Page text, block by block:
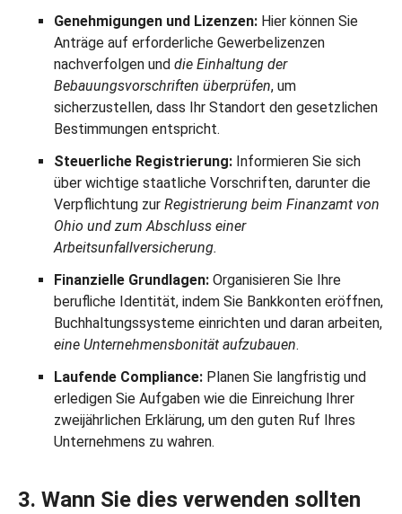
Genehmigungen und Lizenzen: Hier können Sie
Anträge auf erforderliche Gewerbelizenzen
nachverfolgen und die Einhaltung der
Bebauungsvorschriften überprüfen, um
sicherzustellen, dass Ihr Standort den gesetzlichen
Bestimmungen entspricht.
Steuerliche Registrierung: Informieren Sie sich
über wichtige staatliche Vorschriften, darunter die
Verpflichtung zur Registrierung beim Finanzamt von
Ohio und zum Abschluss einer
Arbeitsunfallversicherung.
Finanzielle Grundlagen: Organisieren Sie Ihre
berufliche Identität, indem Sie Bankkonten eröffnen,
Buchhaltungssysteme einrichten und daran arbeiten,
eine Unternehmensbonität aufzubauen.
Laufende Compliance: Planen Sie langfristig und
erledigen Sie Aufgaben wie die Einreichung Ihrer
zweijährlichen Erklärung, um den guten Ruf Ihres
Unternehmens zu wahren.
3. Wann Sie dies verwenden sollten